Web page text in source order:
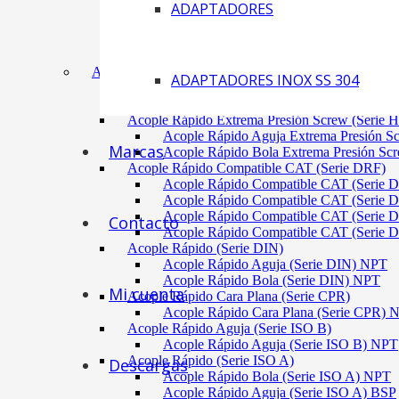
ADAPTADORES
ADAPTADORES INOX SS 304
Marcas
Contacto
Mi cuenta
Descargas
Acoplamiento Tipo Neumático Fenaflex (TYRE)
ACÓPLES RÁPIDOS
Acople Rápido Aguja Extrema Presión (Serie
Acople Rápido Extrema Presión Screw (Serie
Acople Rápido Aguja Extrema Presión
Acople Rápido Bola Extrema Presión
Acople Rápido Compatible CAT (Serie DRF)
Acople Rápido Compatible CAT (Serie
Acople Rápido Compatible CAT (Serie
Acople Rápido Compatible CAT (Serie
Acople Rápido Compatible CAT (Serie
Acople Rápido (Serie DIN)
Acople Rápido Aguja (Serie DIN) NPT
Acople Rápido Bola (Serie DIN) NPT
Acople Rápido Cara Plana (Serie CPR)
Acople Rápido Cara Plana (Serie CPR)
Acople Rápido Aguja (Serie ISO B)
Acople Rápido Aguja (Serie ISO B) NPT
Acople Rápido (Serie ISO A)
Acople Rápido Bola (Serie ISO A) NPT
Acople Rápido Aguja (Serie ISO A) BSP